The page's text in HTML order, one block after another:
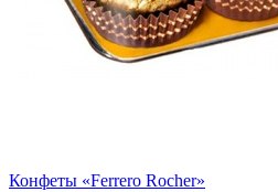
Конфеты «Ferrero Rocher»